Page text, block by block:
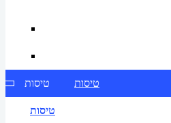
טיסות טיסות
טיסות